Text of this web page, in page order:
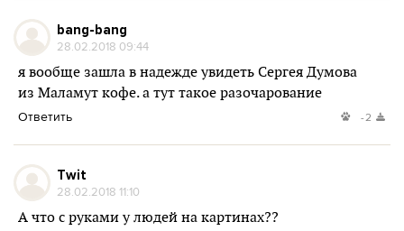
bang-bang
28.02.2018 09:44
я вообще зашла в надежде увидеть Сергея Думова
из Маламут кофе. а тут такое разочарование
Ответить -2
Twit
28.02.2018 11:10
А что с руками у людей на картинах??